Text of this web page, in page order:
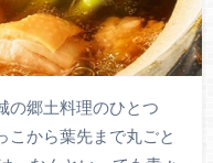
の郷土料理のひとつ
こから葉先まで丸ごと